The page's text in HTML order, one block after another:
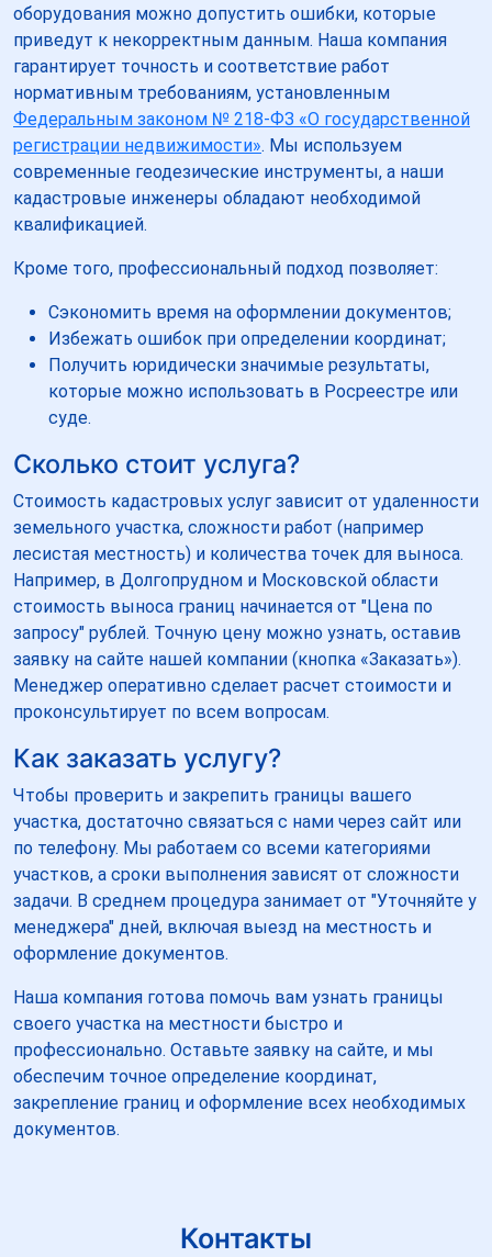
оборудования можно допустить ошибки, которые
приведут к некорректным данным. Наша компания
гарантирует точность и соответствие работ
нормативным требованиям, установленным
Федеральным законом № 218-ФЗ «О государственной
регистрации недвижимости». Мы используем
современные геодезические инструменты, а наши
кадастровые инженеры обладают необходимой
квалификацией.
Кроме того, профессиональный подход позволяет:
Сэкономить время на оформлении документов;
Избежать ошибок при определении координат;
Получить юридически значимые результаты,
которые можно использовать в Росреестре или
суде.
Сколько стоит услуга?
Стоимость кадастровых услуг зависит от удаленности
земельного участка, сложности работ (например
лесистая местность) и количества точек для выноса.
Например, в Долгопрудном и Московской области
стоимость выноса границ начинается от "Цена по
запросу" рублей. Точную цену можно узнать, оставив
заявку на сайте нашей компании (кнопка «Заказать»).
Менеджер оперативно сделает расчет стоимости и
проконсультирует по всем вопросам.
Как заказать услугу?
Чтобы проверить и закрепить границы вашего
участка, достаточно связаться с нами через сайт или
по телефону. Мы работаем со всеми категориями
участков, а сроки выполнения зависят от сложности
задачи. В среднем процедура занимает от "Уточняйте у
менеджера" дней, включая выезд на местность и
оформление документов.
Наша компания готова помочь вам узнать границы
своего участка на местности быстро и
профессионально. Оставьте заявку на сайте, и мы
обеспечим точное определение координат,
закрепление границ и оформление всех необходимых
документов.
Контакты